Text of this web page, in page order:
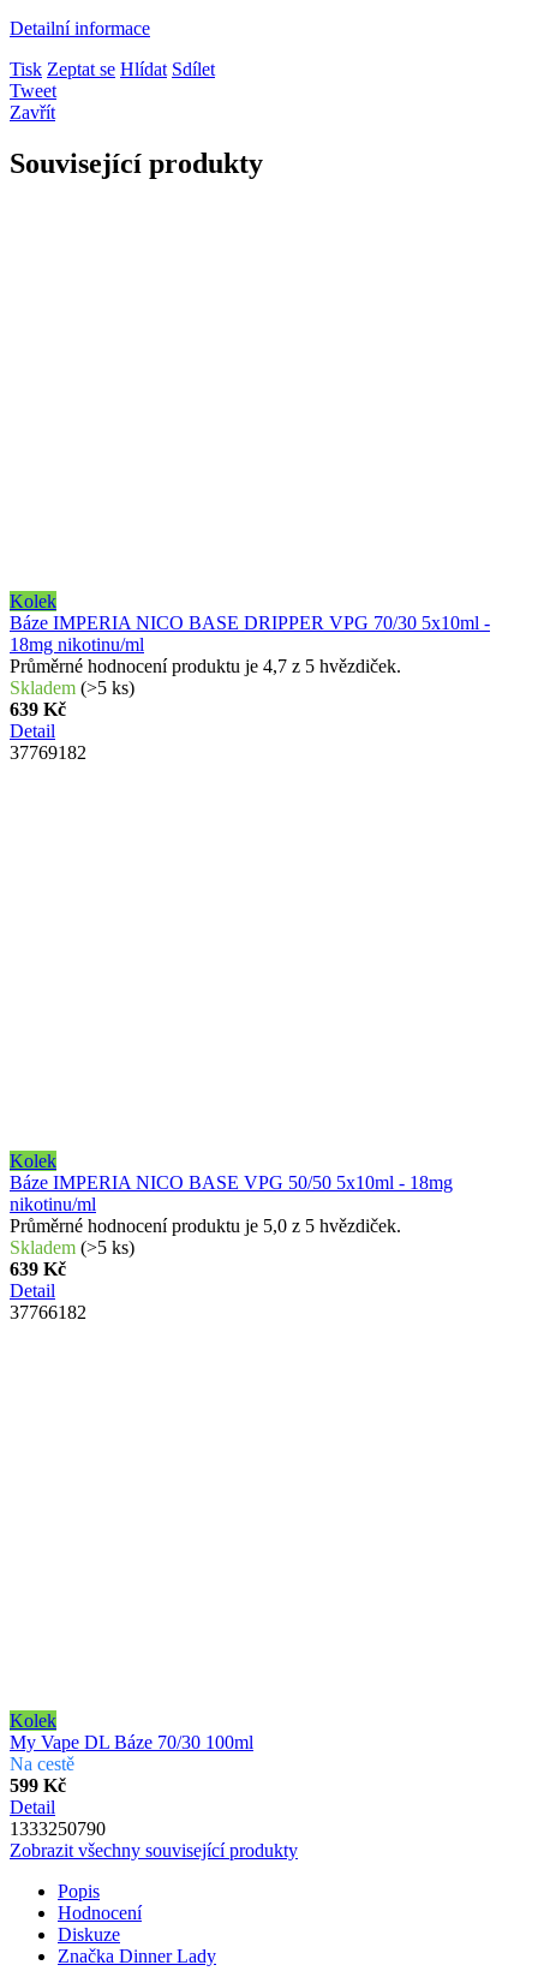
Detailní informace
Tisk Zeptat se Hlídat Sdílet
Tweet
Zavřít
Související produkty
Kolek
Báze IMPERIA NICO BASE DRIPPER VPG 70/30 5x10ml -
18mg nikotinu/ml
Průměrné hodnocení produktu je 4,7 z 5 hvězdiček.
Skladem (>5 ks)
639 Kč
Detail
37769182
Kolek
Báze IMPERIA NICO BASE VPG 50/50 5x10ml - 18mg
nikotinu/ml
Průměrné hodnocení produktu je 5,0 z 5 hvězdiček.
Skladem (>5 ks)
639 Kč
Detail
37766182
Kolek
My Vape DL Báze 70/30 100ml
Na cestě
599 Kč
Detail
1333250790
Zobrazit všechny související produkty
Popis
Hodnocení
Diskuze
Značka Dinner Lady